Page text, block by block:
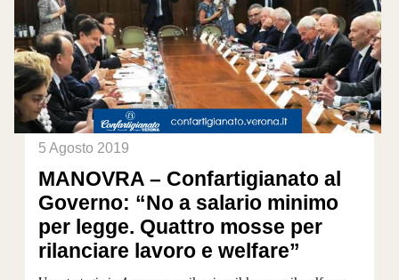
5 Agosto 2019
MANOVRA – Confartigianato al
Governo: “No a salario minimo
per legge. Quattro mosse per
rilanciare lavoro e welfare”